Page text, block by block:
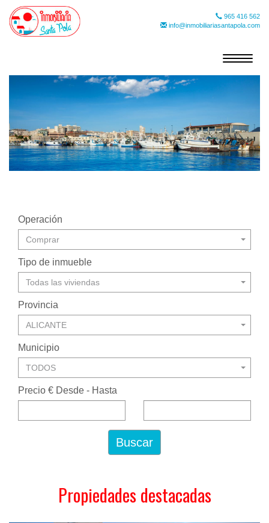
965 416 562
info@inmobiliariasantapola.com
Toggle
Operación
Comprar
Tipo de inmueble
Todas las viviendas
Provincia
ALICANTE
Municipio
TODOS
Precio € Desde - Hasta
Buscar
Propiedades destacadas